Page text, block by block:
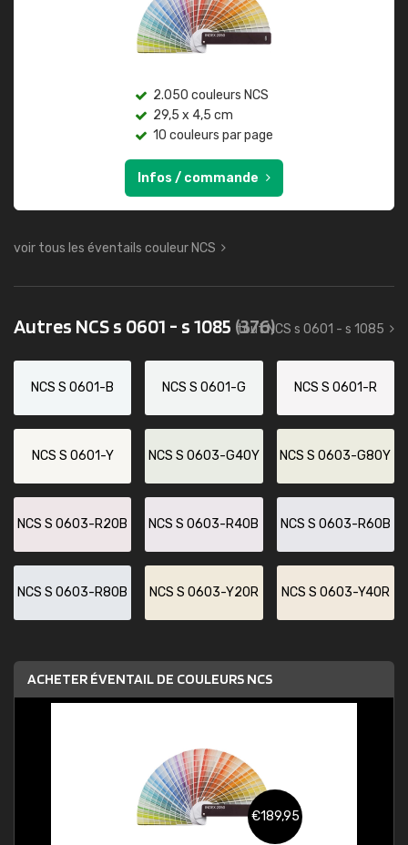
2.050 couleurs NCS
29,5 x 4,5 cm
10 couleurs par page
Infos / commande
voir tous les éventails couleur NCS
Autres NCS s 0601 - s 1085 (376)
tout NCS s 0601 - s 1085
NCS S 0601-B NCS S 0601-G NCS S 0601-R
NCS S 0601-Y NCS S 0603-G40Y NCS S 0603-G80Y
NCS S 0603-R20B NCS S 0603-R40B NCS S 0603-R60B
NCS S 0603-R80B NCS S 0603-Y20R NCS S 0603-Y40R
ACHETER ÉVENTAIL DE COULEURS NCS
€189,95